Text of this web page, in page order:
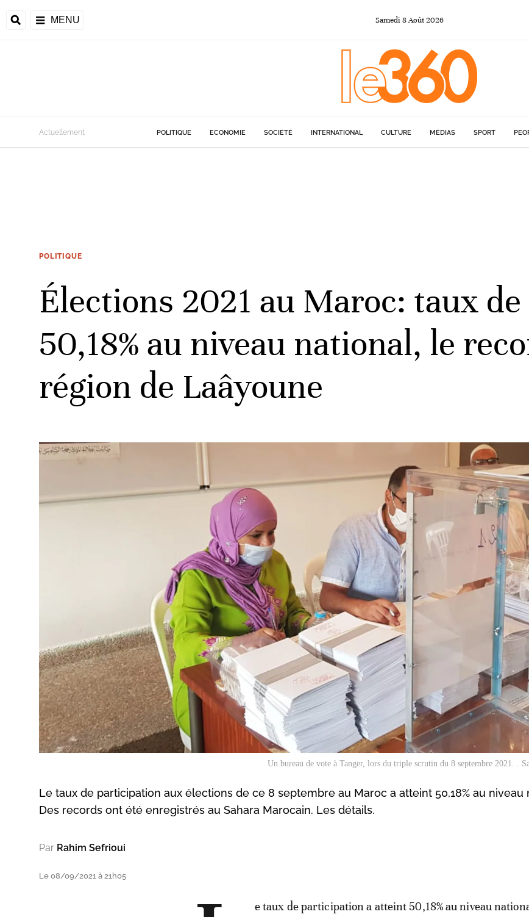
MENU Samedi 8Août2026
Actuellement POLITIQUE ECONOMIE SOCIÉTÉ INTERNATIONAL CULTURE MÉDIAS SPORT
POLITIQUE
Élections 2021 au Maroc: taux
50,18% au niveau national, le
région de Laâyoune
Un bureau de vote à Tanger, lors du triple scrutin du 8 septembre 2021. .
Le taux de participation aux élections de ce 8 septembre au Maroc a atteint 50,18% au niveau
Des records ont été enregistrés au Sahara Marocain. Les détails.
Par Rahim Sefrioui
Le 08/09/2021 à 21h05
e taux de participation a atteint 50,18% au niveau